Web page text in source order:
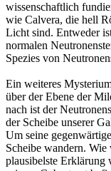
wissenschaftlich
wie Calvera, die hell
Licht sind. Entweder
normalen
Spezies von
Ein weiteres
über der Ebene der
nach ist der
der Scheibe unserer
Um seine
Scheibe wandern.
plausibelste Erklärung